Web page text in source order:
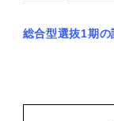
総合型選抜1期の